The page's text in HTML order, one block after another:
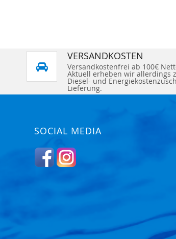
VERSANDKOSTEN
Versandkostenfrei ab 100€
Aktuell erheben wir allerdings
Diesel- und
Lieferung.
SOCIAL MEDIA